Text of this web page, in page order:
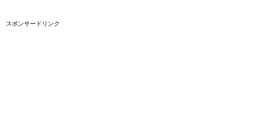
スポンサードリンク